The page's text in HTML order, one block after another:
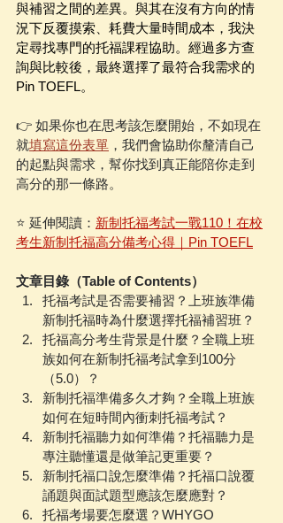
與補習之間的差異。與其在沒有方向的情
況下反覆摸索、耗費大量時間成本，我決
定尋找專門的托福課程協助。經過多方查
詢與比較後，最終選擇了最符合我需求的
Pin TOEFL。
👉 如果你也在思考該怎麼開始，不如現在
就填寫這份表單 ，我們會協助你釐清自己
的起點與需求，幫你找到真正能陪你走到
高分的那一條路。
⭐️ 延伸閱讀： 新制托福考試一戰110！在校
考生新制托福高分備考心得｜Pin TOEFL
文章目錄（Table of Contents）
托福考試是否需要補習？上班族準備
新制托福時為什麼選擇托福補習班？
托福高分考生背景是什麼？全職上班
族如何在新制托福考試拿到100分
（5.0）？
新制托福準備多久才夠？全職上班族
如何在短時間內衝刺托福考試？
新制托福聽力如何準備？托福聽力是
專注聽懂還是做筆記更重要？
新制托福口說怎麼準備？托福口說覆
誦題與面試題型應該怎麼應對？
托福考場要怎麼選？WHYGO